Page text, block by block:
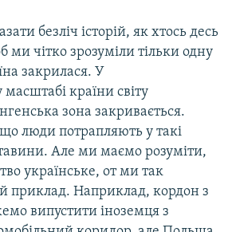
безліч історій, як хтось десь
ми чітко зрозуміли тільки одну
закрилася. У
країни світу
зона закривається.
люди потрапляють у такі
Але ми маємо розуміти,
українське, от ми так
приклад. Наприклад, кордон з
випустити іноземця з